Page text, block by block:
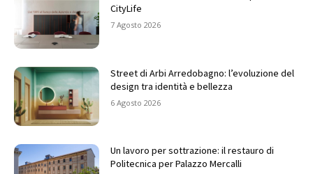
CityLife
7 Agosto 2026
Street di Arbi Arredobagno: l’evoluzione del
design tra identità e bellezza
6 Agosto 2026
Un lavoro per sottrazione: il restauro di
Politecnica per Palazzo Mercalli